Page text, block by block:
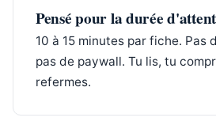
Pensé pour la durée
10 à 15 minutes par fiche. Pas
pas de paywall. Tu lis, tu
refermes.